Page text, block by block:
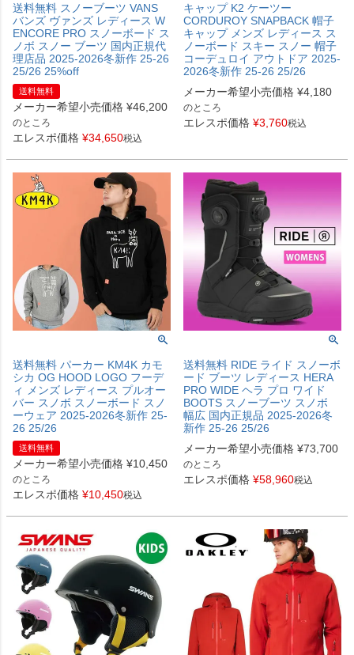
送料無料 スノーブーツ VANS
バンズ ヴァンズ レディース W
ENCORE PRO スノーボード ス
ノボ スノー ブーツ 国内正規代
理店品 2025-2026冬新作 25-26
25/26 25%off
送料無料
メーカー希望小売価格 ¥46,200
のところ
エレスポ価格 ¥34,650税込
キャップ K2 ケーツー
CORDUROY SNAPBACK 帽子
キャップ メンズ レディース ス
ノーボード スキー スノー 帽子
コーデュロイ アウトドア 2025-
2026冬新作 25-26 25/26
メーカー希望小売価格 ¥4,180
のところ
エレスポ価格 ¥3,760税込
送料無料 パーカー KM4K カモ
シカ OG HOOD LOGO フーデ
ィ メンズ レディース プルオー
バー スノボ スノーボード スノ
ーウェア 2025-2026冬新作 25-
26 25/26
送料無料
メーカー希望小売価格 ¥10,450
のところ
エレスポ価格 ¥10,450税込
送料無料 RIDE ライド スノーボ
ード ブーツ レディース HERA
PRO WIDE ヘラ プロ ワイド
BOOTS スノーブーツ スノボ
幅広 国内正規品 2025-2026冬
新作 25-26 25/26
メーカー希望小売価格 ¥73,700
のところ
エレスポ価格 ¥58,960税込